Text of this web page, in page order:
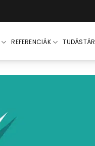
REFERENCIÁK TUDÁSTÁR